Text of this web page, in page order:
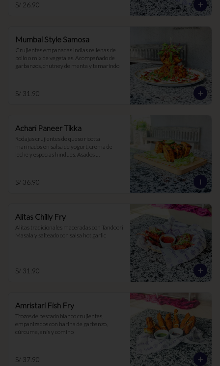
S/ 26.90
Mumbai Style Samosa
Crujientes empanadas indias rellenas de
pollo o mix de vegetales. Acompañado de
garbanzos, chutney de menta y tamarindo
S/ 31.90
Achari Paneer Tikka
Rodajas crujientes de queso ricotta
marinados en salsa de yogurt, crema de
leche y especias hindúes. Asados
S/ 36.90
Alitas Chilly Fry
Alitas tradicionales maceradas con Tandoori
Masala y salteado con salsa hot garlic
S/ 31.90
Amristari Fish Fry
Trozos de pescado blanco crujientes,
empanizados con harina de garbanzo,
cúrcuma, anís y comino
S/ 37.90